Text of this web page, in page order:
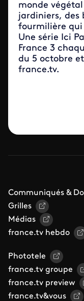
monde
jardiniers, des
fourmilière qui
Une série Ici
France 3
du 5 octobre
france.tv.
Communiqués &
Grilles
Médias
france.tv hebdo
Phototele
france.tv groupe
france.tv preview
france.tv&vous